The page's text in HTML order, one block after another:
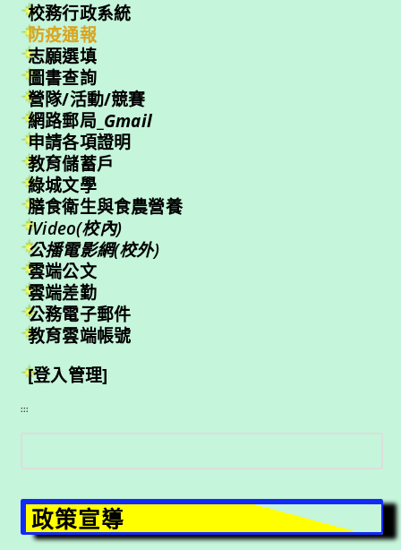
校務行政系統
防疫通報
志願選填
圖書查詢
營隊/活動/競賽
網路郵局_ Gmail
申請各項證明
教育儲蓄戶
綠城文學
膳食衛生與食農營養
iVideo(校內)
公播電影網(校外)
雲端公文
雲端差勤
公務電子郵件
教育雲端帳號
[登入管理]
:::
搜
尋
政策宣導